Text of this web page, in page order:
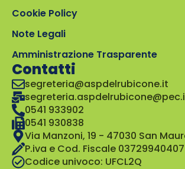
Cookie Policy
Note Legali
Amministrazione Trasparente
Contatti
segreteria@aspdelrubicone.it
0541 933902
0541 930838
Via Manzoni, 19 - 47030 San
P.iva e Cod. Fiscale 03729940407
Codice univoco: UFCL2Q